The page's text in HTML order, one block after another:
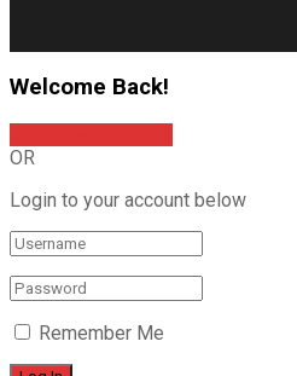
Welcome Back!
OR
Login to your account below
Remember Me